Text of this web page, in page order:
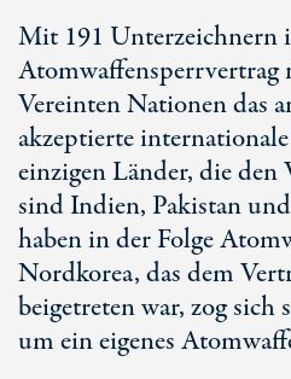
Mit 191 Unterzeichnern
Atomwaffensperrvertrag
Vereinten Nationen das
akzeptierte
einzigen Länder, die den
sind Indien, Pakistan
haben in der Folge
Nordkorea, das dem
beigetreten war, zog sich
um ein eigenes